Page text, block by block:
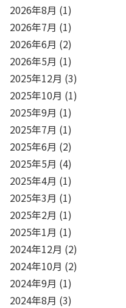
2026年8月 (1)
2026年7月 (1)
2026年6月 (2)
2026年5月 (1)
2025年12月 (3)
2025年10月 (1)
2025年9月 (1)
2025年7月 (1)
2025年6月 (2)
2025年5月 (4)
2025年4月 (1)
2025年3月 (1)
2025年2月 (1)
2025年1月 (1)
2024年12月 (2)
2024年10月 (2)
2024年9月 (1)
2024年8月 (3)